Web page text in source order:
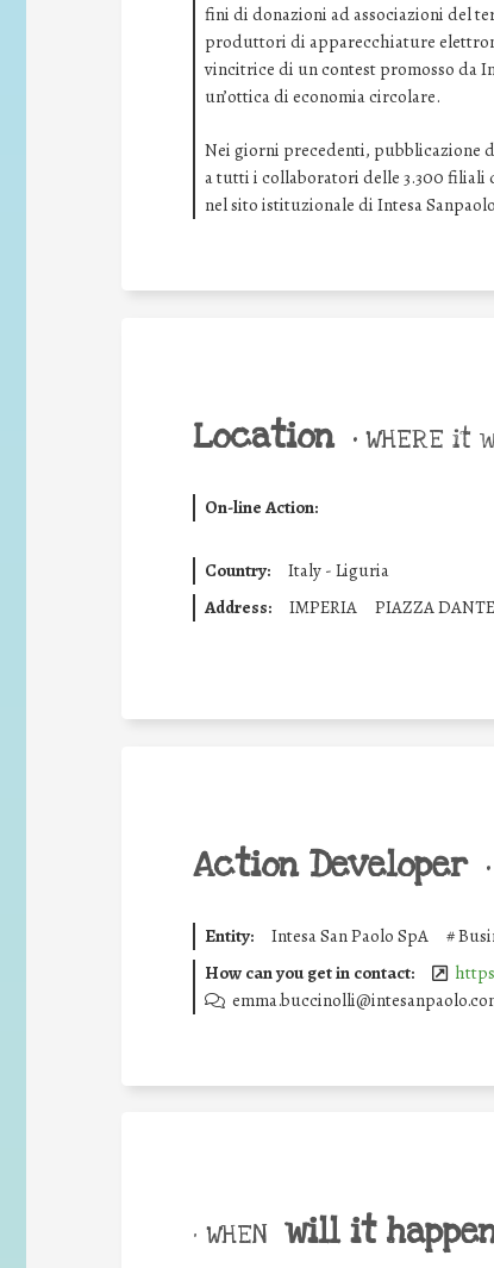
fini di donazioni ad associazioni del
produttori di apparecchiature
vincitrice di un contest promosso da
un’ottica di economia circolare.
Nei giorni precedenti, pubblicazione
a tutti i collaboratori delle 3.300 filiali
nel sito istituzionale di Intesa
Location • WHERE it
On-line Action:
Country:
Italy - Liguria
Address:
IMPERIA PIAZZA DANTE
Action Developer •
Entity: Intesa San Paolo SpA #
How can you get in contact:
• WHEN will it